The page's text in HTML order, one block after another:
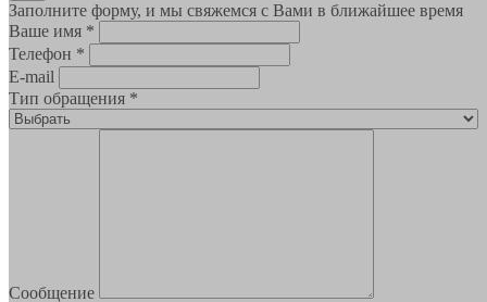
Заполните форму, и мы свяжемся с Вами в ближайшее время
Ваше имя *
Телефон *
E-mail
Тип обращения *
Сообщение